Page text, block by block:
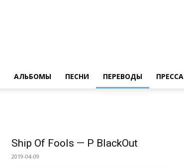
АЛЬБОМЫ ПЕСНИ ПЕРЕВОДЫ ПРЕССА
Ship Of Fools — Р BlackOut
2019-04-09